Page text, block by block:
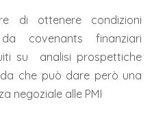
di ottenere condizioni
covenants finanziari
su analisi prospettiche
che può dare però una
negoziale alle PMI